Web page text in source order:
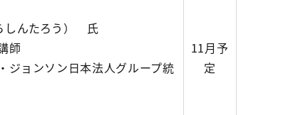
しんたろう） 氏
師
ジョンソン日本法人グループ統
11月予
定